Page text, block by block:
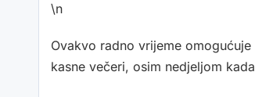
\n
Ovakvo radno vrijeme
kasne večeri, osim nedjeljom